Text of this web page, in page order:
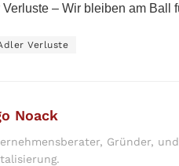
– Wir bleiben am Ball
Verluste
Noack
Gründer,